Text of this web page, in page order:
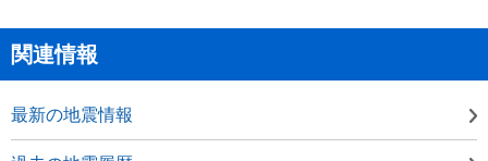
関連情報
最新の地震情報